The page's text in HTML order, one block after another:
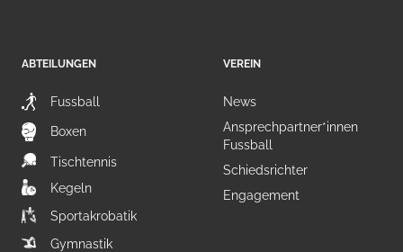
ABTEILUNGEN
Fussball
Boxen
Tischtennis
Kegeln
Sportakrobatik
Gymnastik
VEREIN
News
Ansprechpartner*innen
Fussball
Schiedsrichter
Engagement